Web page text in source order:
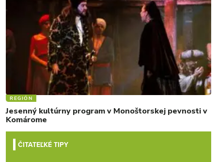
REGIÓN
Jesenný kultúrny program v Monoštorskej pevnosti v
Komárome
ČITATEĽKÉ TIPY